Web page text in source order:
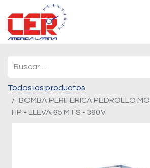
Todos los productos
BOMBA PERIFERICA PEDROLLO
HP - ELEVA 85 MTS - 380V